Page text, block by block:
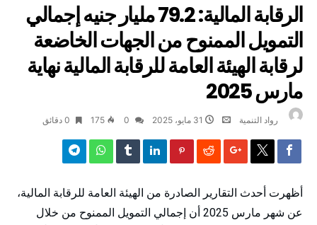
الرقابة المالية: 79.2 مليار جنيه إجمالي
التمويل الممنوح من الجهات الخاضعة
لرقابة الهيئة العامة للرقابة المالية نهاية
مارس 2025
رواد التنمية 31 مايو، 2025 175 0 ‫دقائق‬
أظهرت أحدث التقارير الصادرة من الهيئة العامة للرقابة المالية،
عن شهر مارس 2025 أن إجمالي التمويل الممنوح من خلال